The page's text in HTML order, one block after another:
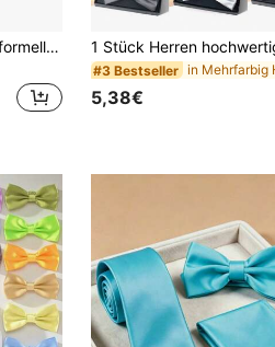
1 Set Herren einfarbige formelle Fliege & Einstecktuch Set, Hochzeit Bräutigam Krawatte Anzug Taschentuch 2-teiliges Set, Geschenk für Männer (Einstecktuchgröße: 22x22cm)
#3 Bestseller
5,38€